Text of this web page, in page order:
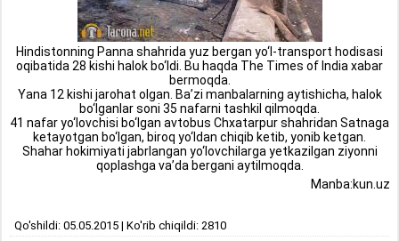
Hindistonning Panna shahrida yuz bergan yo‘l-transport hodisasi
oqibatida 28 kishi halok bo‘ldi. Bu haqda The Times of India xabar
bermoqda.
Yana 12 kishi jarohat olgan. Ba’zi manbalarning aytishicha, halok
bo‘lganlar soni 35 nafarni tashkil qilmoqda.
41 nafar yo‘lovchisi bo‘lgan avtobus Chxatarpur shahridan Satnaga
ketayotgan bo‘lgan, biroq yo‘ldan chiqib ketib, yonib ketgan.
Shahar hokimiyati jabrlangan yo‘lovchilarga yetkazilgan ziyonni
qoplashga va’da bergani aytilmoqda.
Manba:kun.uz
Qo'shildi: 05.05.2015 | Ko'rib chiqildi: 2810